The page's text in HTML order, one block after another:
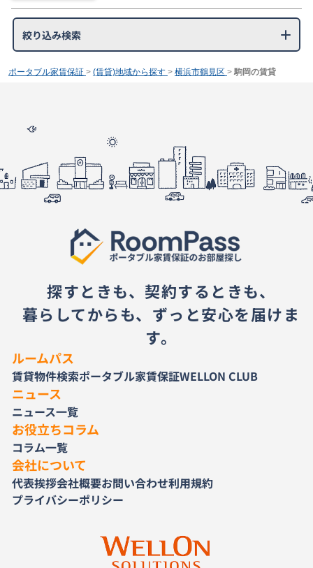
絞り込み検索
ポータブル家賃保証 > (賃貸)地域から探す > 横浜市鶴見区 > 駒岡の賃貸
探すときも、契約するときも、
暮らしてからも、ずっと安心を届けま
す。
ルームパス
賃貸物件検索ポータブル家賃保証WELLON CLUB
ニュース
ニュース一覧
お役立ちコラム
コラム一覧
会社について
代表挨拶会社概要お問い合わせ利用規約
プライバシーポリシー